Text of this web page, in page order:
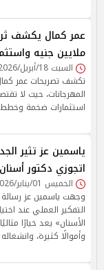
ملايين جنيه
السبت 18/أبريل/2026 - 07:25 م
تكشف تصريحات عمر
المهرجانات، حيث لا
استثمارات ضخمة وخطط
اتجوزي دكتور أسنان
الخميس 01/يناير/2026 - 09:44 م
وجهت ياسمين عز
التفكير العملي عند
الأسنان» يعد خيارًا
وأموالًا كثيرة،